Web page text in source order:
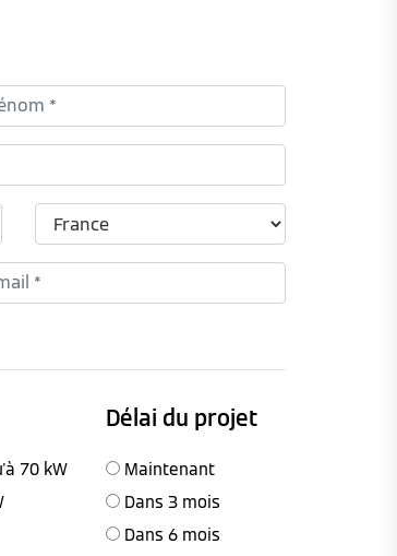
Délai du projet
70 kW
Maintenant
Dans 3 mois
Dans 6 mois